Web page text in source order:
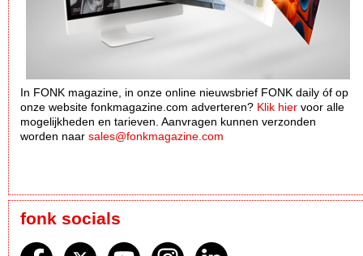
In FONK magazine, in onze online nieuwsbrief FONK daily óf op
onze website fonkmagazine.com adverteren? Klik hier voor alle
mogelijkheden en tarieven. Aanvragen kunnen verzonden
worden naar sales@fonkmagazine.com
fonk socials